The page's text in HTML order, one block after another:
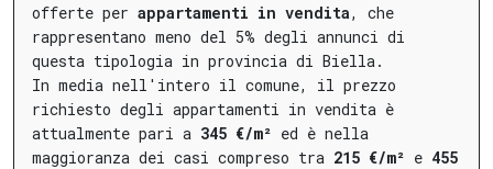
offerte per appartamenti in vendita, che
rappresentano meno del 5% degli annunci di
questa tipologia in provincia di Biella.
In media nell'intero il comune, il prezzo
richiesto degli appartamenti in vendita è
attualmente pari a 345 €/m² ed è nella
maggioranza dei casi compreso tra 215 €/m² e 455